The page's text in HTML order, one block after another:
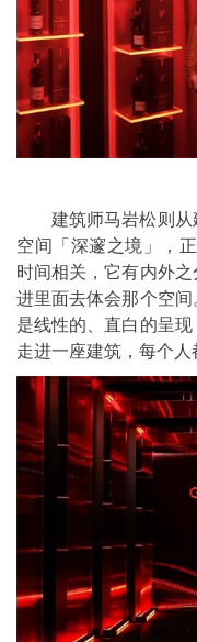
建筑师马岩松则
空间「深邃之境」，
时间相关，它有内外
进里面去体会那个空
是线性的、直白的呈现
走进一座建筑，每个